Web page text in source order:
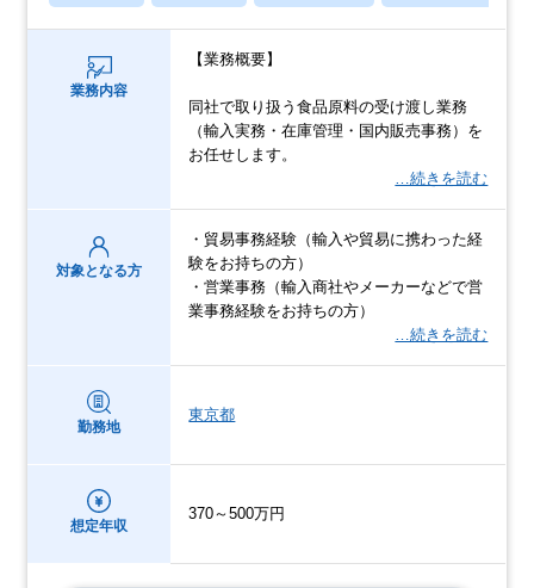
業務内容
【業務概要】
同社で取り扱う食品原料の受け渡し業務
（輸入実務・在庫管理・国内販売事務）を
お任せします。
…続きを読む
対象となる方
・貿易事務経験（輸入や貿易に携わった経
験をお持ちの方）
・営業事務（輸入商社やメーカーなどで営
業事務経験をお持ちの方）
…続きを読む
勤務地
東京都
想定年収
370～500万円